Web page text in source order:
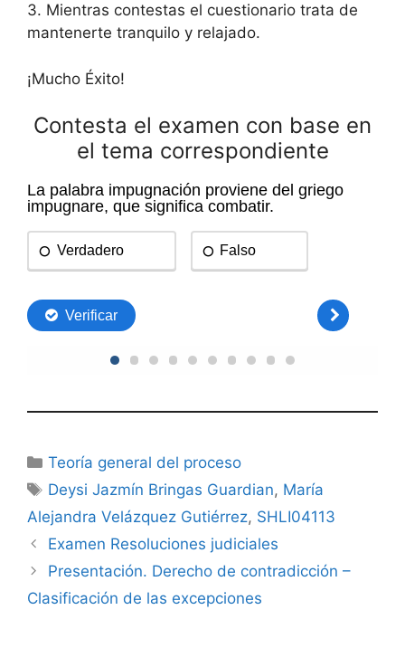
3. Mientras contestas el cuestionario trata de
mantenerte tranquilo y relajado.
¡Mucho Éxito!
Contesta el examen con base en
el tema correspondiente
Categorías
Teoría general del proceso
Etiquetas
Deysi Jazmín Bringas Guardian, María
Alejandra Velázquez Gutiérrez, SHLI04113
Examen Resoluciones judiciales
Presentación. Derecho de contradicción –
Clasificación de las excepciones